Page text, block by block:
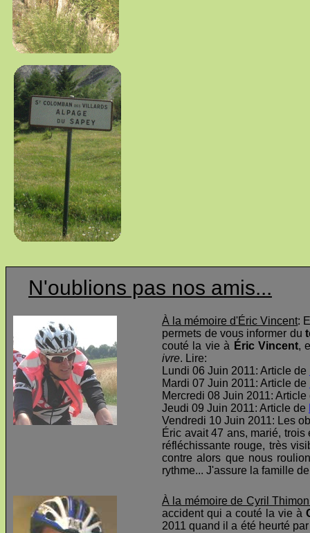
N'oublions pas nos amis...
À la mémoire d'Éric Vincent:
permets de vous informer du
couté la vie à Éric Vincent,
ivre. Lire:
Lundi 06 Juin 2011: Article de
Mardi 07 Juin 2011: Article de
Mercredi 08 Juin 2011:
Jeudi 09 Juin 2011: Article de
Vendredi 10 Juin 2011: Les
Éric avait 47 ans, marié,
réfléchissante rouge, très
contre alors que nous
rythme... J'assure la famille
À la mémoire de Cyril
accident qui a couté la vie à
2011 quand il a été heurté